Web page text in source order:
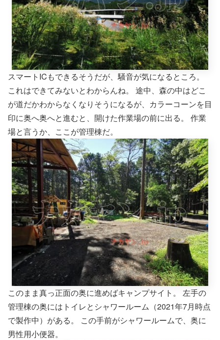
スマートICもできるそうだが、騒音が気になるところ。
これはできてみないとわからんね。 途中、森の中はどこ
が道だかわからなくなりそうになるが、カラーコーンを目
印に奥へ奥へと進むと、開けた作業場の前に出る。 作業
場と言うか、ここが管理棟だ。
このまま真っ正面の奥に進めばキャンプサイト。 左手の
管理棟の奥にはトイレとシャワールーム（2021年7月時点
で製作中）がある。 この手前がシャワールームで、奥に
男性用小便器。